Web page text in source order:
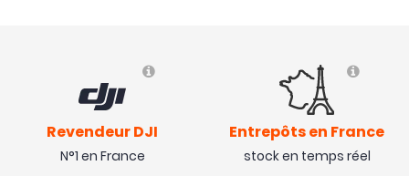
Revendeur DJI
N°1 en France
Entrepôts en France
stock en temps réel